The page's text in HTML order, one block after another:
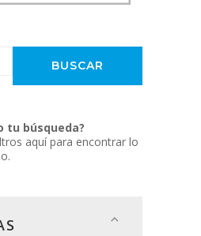
tu búsqueda?
aquí para encontrar lo